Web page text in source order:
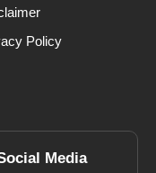
Policy
Media